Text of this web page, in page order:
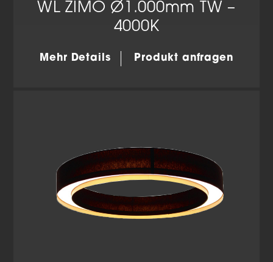
WL ZIMO Ø1.000mm TW –
4000K
Mehr Details Produkt anfragen